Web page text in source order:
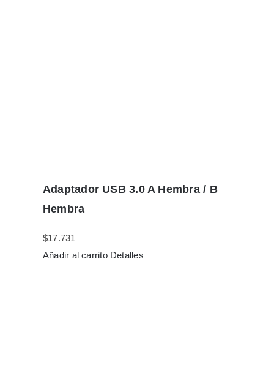
Adaptador USB 3.0 A Hembra / B
Hembra
$17.731
Añadir al carrito Detalles